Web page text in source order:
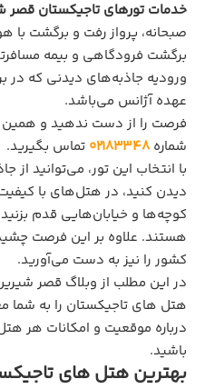
خدمات تورهای تاجیکستان قصر
صبحانه، پرواز رفت و برگشت با
برگشت فرودگاهی و بیمه
ورودیه جاذبه‌های دیدنی که در
عهده آژانس می‌باشد.
فرصت را از دست ندهید و همین
شماره 02183348 تماس بگیرید.
با انتخاب این تور، می‌توانید از
دیدن کنید، در هتل‌های با
کوچه‌ها و خیابان‌هایی قدم
هستند. علاوه بر این فرصت
کشور را نیز به دست می‌آورید.
در این مطلب از وبلاگ قصر
هتل‌ های تاجیکستان را به شما
درباره موقعیت و امکانات هر
باشید.
بهترین هتل‌ های